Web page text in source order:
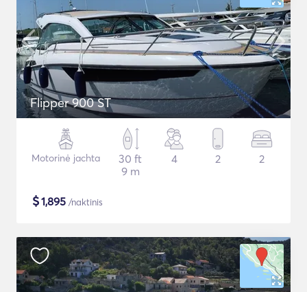
Flipper 900 ST
Motorinė jachta
30 ft
9 m
4 2 2
$1,895 /naktinis